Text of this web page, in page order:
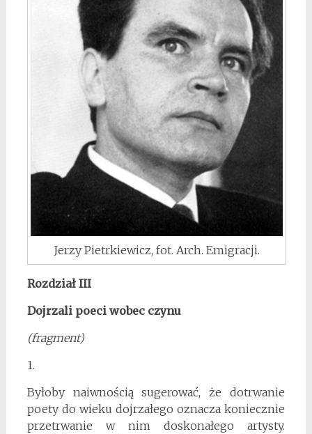
Jerzy Pietrkiewicz, fot. Arch. Emigracji.
Rozdział III
Dojrzali poeci wobec czynu
(fragment)
1.
Byłoby naiwnością sugerować, że dotrwanie
poety do wieku dojrzałego oznacza koniecznie
przetrwanie w nim doskonałego artysty.